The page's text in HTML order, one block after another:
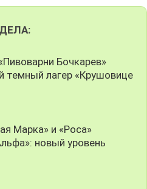
Бочкарев»
темный лагер «Крушовице
Марка» и «Роса»
новый уровень